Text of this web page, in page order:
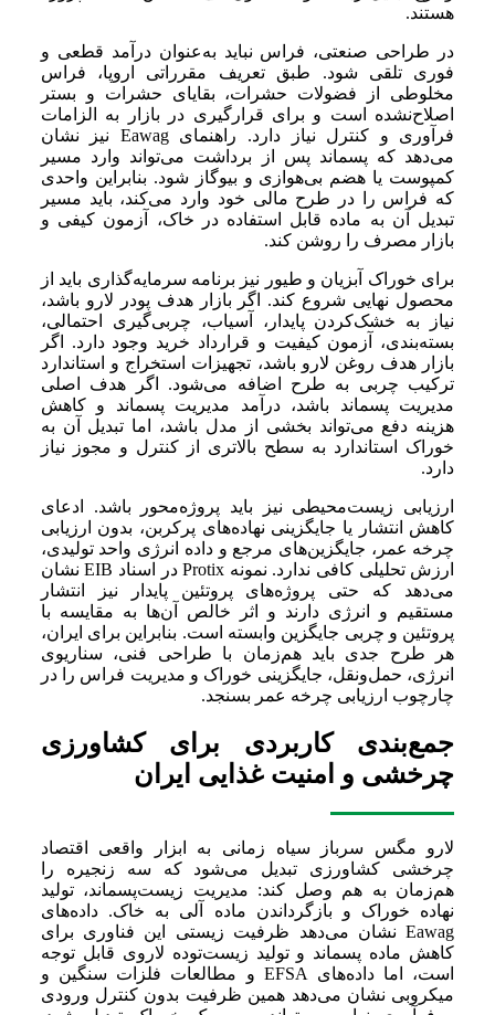
هستند.
در طراحی صنعتی، فراس نباید به‌عنوان درآمد قطعی و
فوری تلقی شود. طبق تعریف مقرراتی اروپا، فراس
مخلوطی از فضولات حشرات، بقایای حشرات و بستر
اصلاح‌نشده است و برای قرارگیری در بازار به الزامات
فرآوری و کنترل نیاز دارد. راهنمای Eawag نیز نشان
می‌دهد که پسماند پس از برداشت می‌تواند وارد مسیر
کمپوست یا هضم بی‌هوازی و بیوگاز شود. بنابراین واحدی
که فراس را در طرح مالی خود وارد می‌کند، باید مسیر
تبدیل آن به ماده قابل استفاده در خاک، آزمون کیفی و
بازار مصرف را روشن کند.
برای خوراک آبزیان و طیور نیز برنامه سرمایه‌گذاری باید از
محصول نهایی شروع کند. اگر بازار هدف پودر لارو باشد،
نیاز به خشک‌کردن پایدار، آسیاب، چربی‌گیری احتمالی،
بسته‌بندی، آزمون کیفیت و قرارداد خرید وجود دارد. اگر
بازار هدف روغن لارو باشد، تجهیزات استخراج و استاندارد
ترکیب چربی به طرح اضافه می‌شود. اگر هدف اصلی
مدیریت پسماند باشد، درآمد مدیریت پسماند و کاهش
هزینه دفع می‌تواند بخشی از مدل باشد، اما تبدیل آن به
خوراک استاندارد به سطح بالاتری از کنترل و مجوز نیاز
دارد.
ارزیابی زیست‌محیطی نیز باید پروژه‌محور باشد. ادعای
کاهش انتشار یا جایگزینی نهاده‌های پرکربن، بدون ارزیابی
چرخه عمر، جایگزین‌های مرجع و داده انرژی واحد تولیدی،
ارزش تحلیلی کافی ندارد. نمونه Protix در اسناد EIB نشان
می‌دهد که حتی پروژه‌های پروتئین پایدار نیز انتشار
مستقیم و انرژی دارند و اثر خالص آن‌ها به مقایسه با
پروتئین و چربی جایگزین وابسته است. بنابراین برای ایران،
هر طرح جدی باید هم‌زمان با طراحی فنی، سناریوی
انرژی، حمل‌ونقل، جایگزینی خوراک و مدیریت فراس را در
چارچوب ارزیابی چرخه عمر بسنجد.
جمع‌بندی کاربردی برای کشاورزی
چرخشی و امنیت غذایی ایران
لارو مگس سرباز سیاه زمانی به ابزار واقعی اقتصاد
چرخشی کشاورزی تبدیل می‌شود که سه زنجیره را
هم‌زمان به هم وصل کند: مدیریت زیست‌پسماند، تولید
نهاده خوراک و بازگرداندن ماده آلی به خاک. داده‌های
Eawag نشان می‌دهد ظرفیت زیستی این فناوری برای
کاهش ماده پسماند و تولید زیست‌توده لاروی قابل توجه
است، اما داده‌های EFSA و مطالعات فلزات سنگین و
میکروبی نشان می‌دهد همین ظرفیت بدون کنترل ورودی